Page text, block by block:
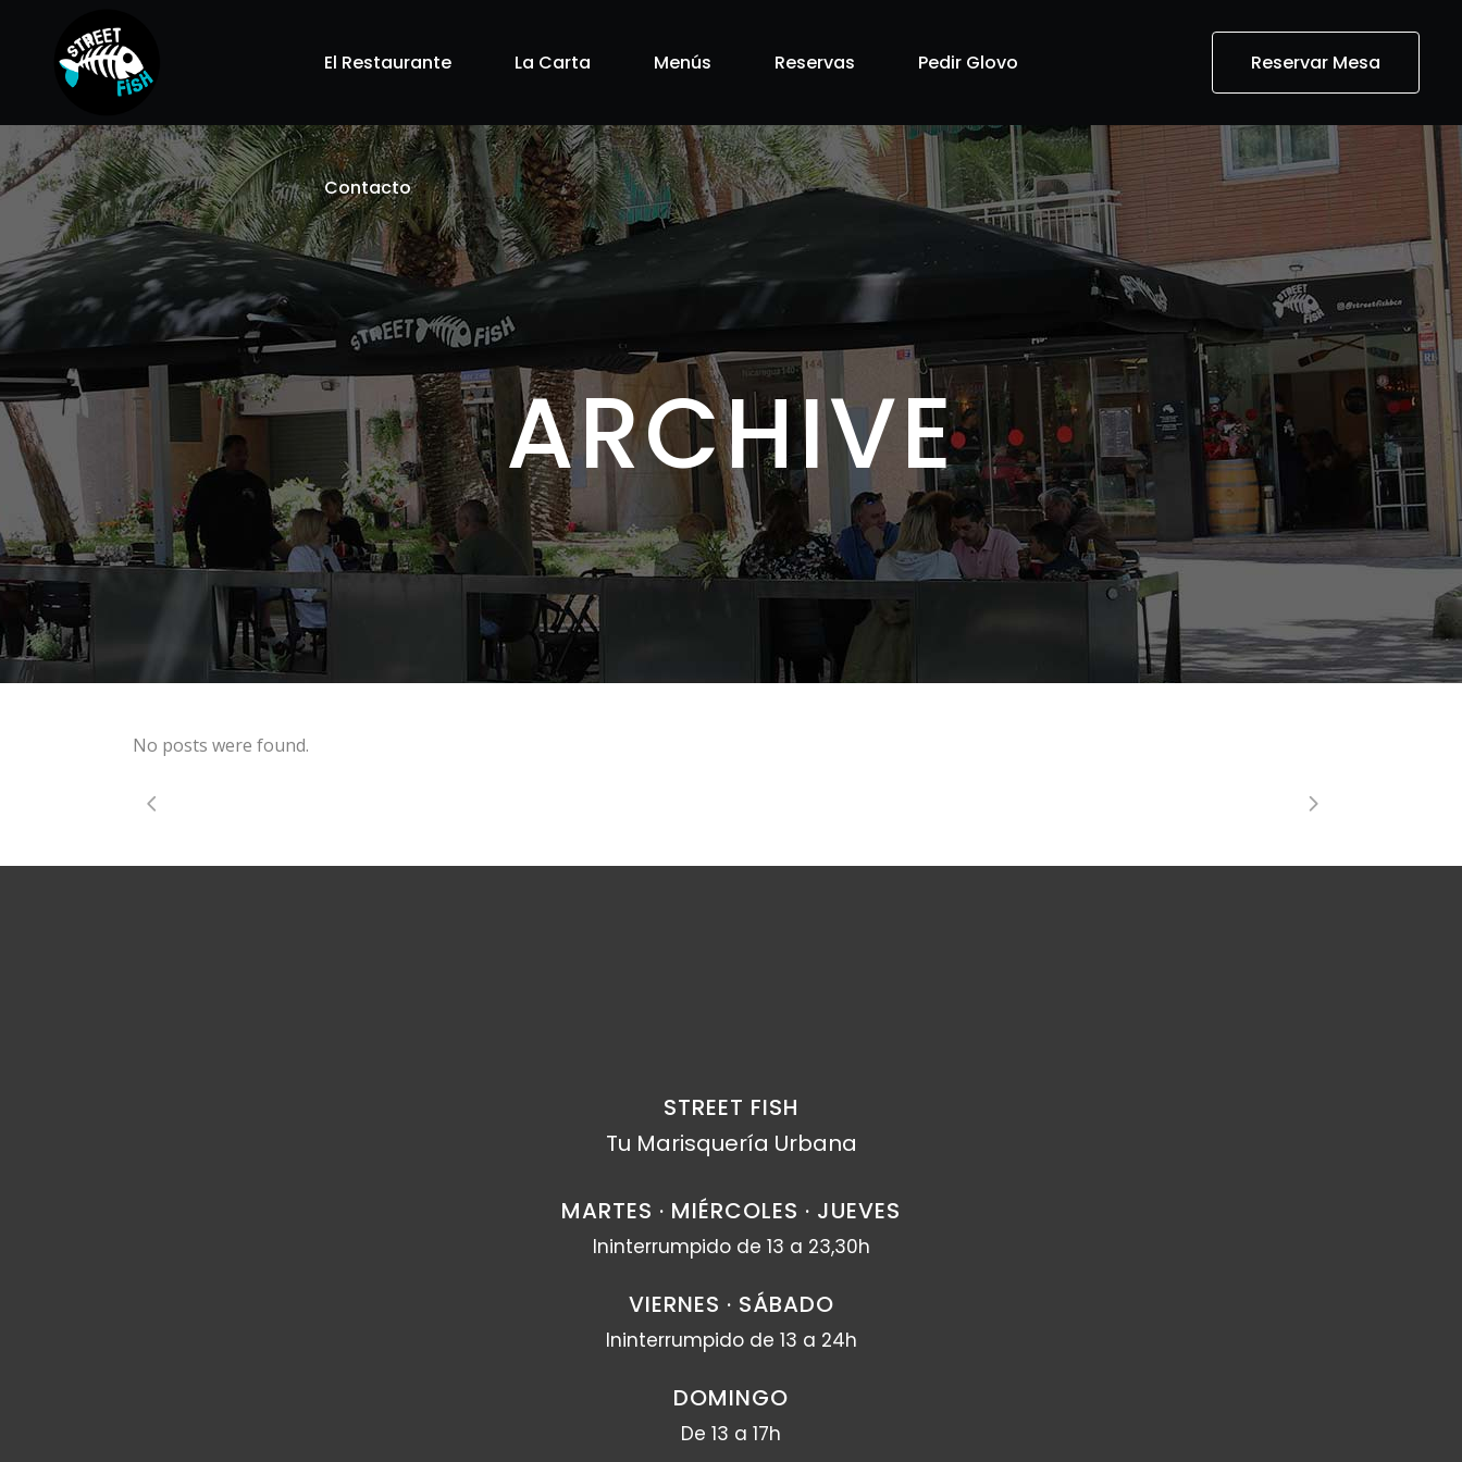
Reservar Mesa
El Restaurante La Carta Menús Reservas Pedir Glovo
Contacto
ARCHIVE
No posts were found.
STREET FISH
Tu Marisquería Urbana
MARTES · MIÉRCOLES · JUEVES
Ininterrumpido de 13 a 23,30h
VIERNES · SÁBADO
Ininterrumpido de 13 a 24h
DOMINGO
De 13 a 17h